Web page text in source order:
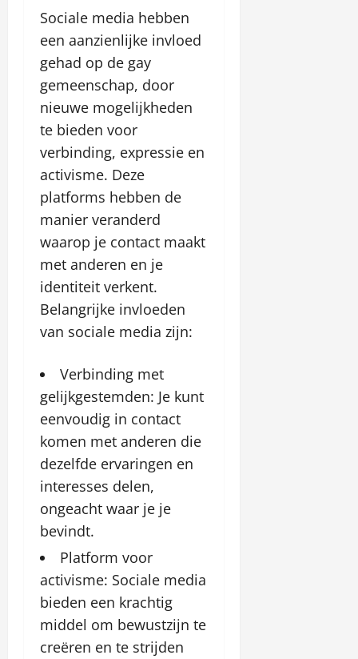
Sociale media hebben
een aanzienlijke invloed
gehad op de gay
gemeenschap, door
nieuwe mogelijkheden
te bieden voor
verbinding, expressie en
activisme. Deze
platforms hebben de
manier veranderd
waarop je contact maakt
met anderen en je
identiteit verkent.
Belangrijke invloeden
van sociale media zijn:
Verbinding met
gelijkgestemden: Je kunt
eenvoudig in contact
komen met anderen die
dezelfde ervaringen en
interesses delen,
ongeacht waar je je
bevindt.
Platform voor
activisme: Sociale media
bieden een krachtig
middel om bewustzijn te
creëren en te strijden